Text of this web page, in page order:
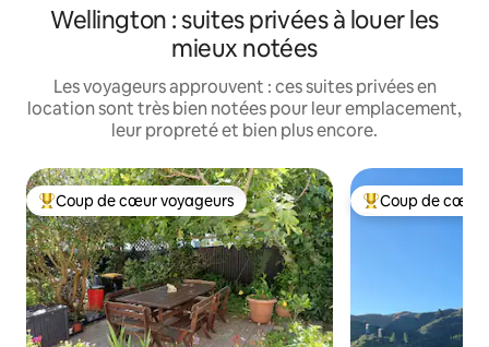
Wellington : suites privées à louer les
mieux notées
Les voyageurs approuvent : ces suites privées en
location sont très bien notées pour leur emplacement,
leur propreté et bien plus encore.
Coups de cœur voyageurs les plus appréciés
Coup de cœur voyageurs Coups de cœur
Coup de cœur